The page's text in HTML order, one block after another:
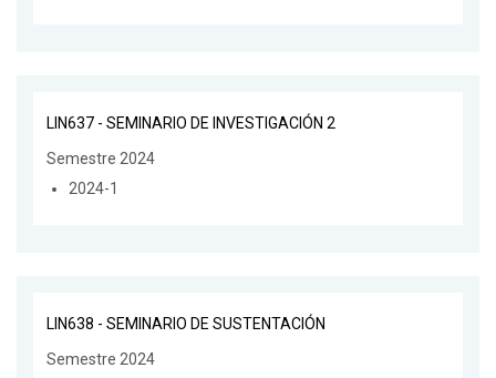
LIN637 - SEMINARIO DE INVESTIGACIÓN 2
Semestre 2024
2024-1
LIN638 - SEMINARIO DE SUSTENTACIÓN
Semestre 2024